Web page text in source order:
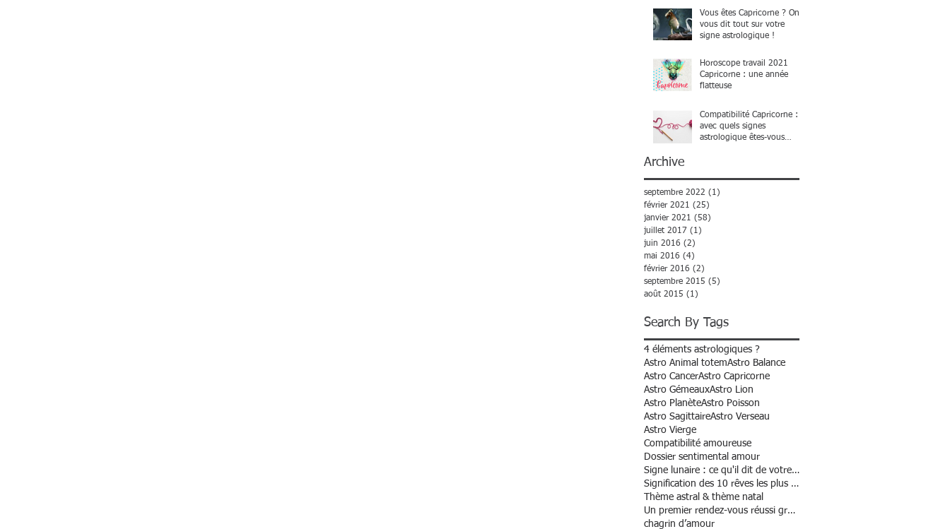
Vous êtes Capricorne ? On
vous dit tout sur votre
signe astrologique !
Horoscope travail 2021
Capricorne : une année
flatteuse
Compatibilité Capricorne :
avec quels signes
astrologique êtes-vous
Archive
septembre 2022 (1)
février 2021 (25)
janvier 2021 (58)
juillet 2017 (1)
juin 2016 (2)
mai 2016 (4)
février 2016 (2)
septembre 2015 (5)
août 2015 (1)
Search By Tags
4 éléments astrologiques ?
Astro Animal totemAstro Balance
Astro CancerAstro Capricorne
Astro GémeauxAstro Lion
Astro PlanèteAstro Poisson
Astro SagittaireAstro Verseau
Astro Vierge
Compatibilité amoureuse
Dossier sentimental amour
Signe lunaire : ce qu'il dit de votre personnalité
Signification des 10 rêves les plus courants
Thème astral & thème natal
Un premier rendez-vous réussi grâce à l’astrologie
chagrin d’amour